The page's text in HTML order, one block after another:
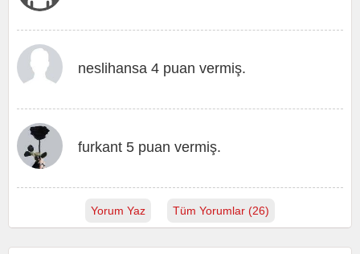
neslihansa 4 puan vermiş.
furkant 5 puan vermiş.
Yorum Yaz Tüm Yorumlar (26)